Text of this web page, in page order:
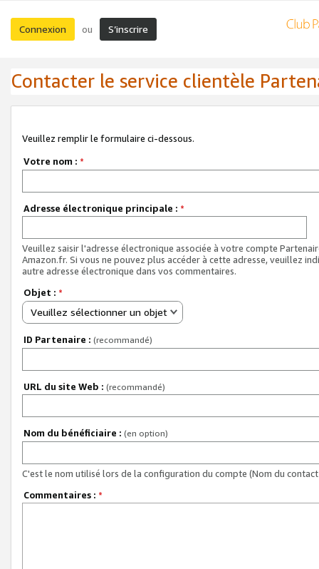
Connexion ou S’inscrire
Contacter le service clientèle
Veuillez remplir le formulaire ci-dessous.
Votre nom : *
Adresse électronique principale : *
Veuillez saisir l'adresse électronique associée à votre compte
Amazon.fr. Si vous ne pouvez plus accéder à cette adresse, veuillez
autre adresse électronique dans vos commentaires.
Objet : *
Veuillez sélectionner un objet
ID Partenaire : (recommandé)
URL du site Web : (recommandé)
Nom du bénéficiaire : (en option)
C'est le nom utilisé lors de la configuration du compte (Nom du
Commentaires : *